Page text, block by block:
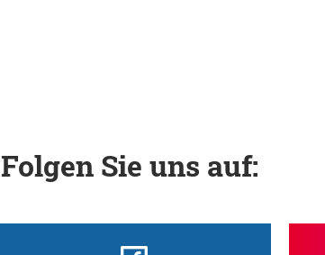
Folgen Sie uns auf: